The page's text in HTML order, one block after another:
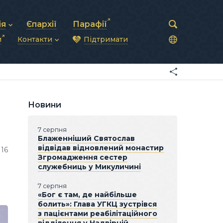
рада
та комунікації
Єпархії Парафії
Контакти
Синоди Єпископів
Патріарша курія
Підтримати
Новини
7 серпня
Блаженніший Святослав
відвідав відновлений монастир
Згромадження сестер
служебниць у Микуличині
7 серпня
«Бог є там, де найбільше
болить»: Глава УГКЦ зустрівся
з пацієнтами реабілітаційного